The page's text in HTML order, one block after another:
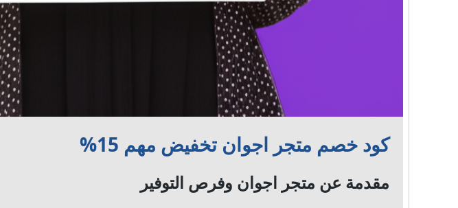
كود خصم متجر اجوان تخفيض مهم 15%
مقدمة عن متجر اجوان وفرص التوفير